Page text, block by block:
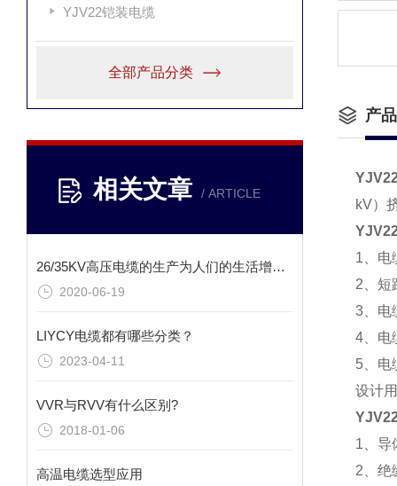
YJV22铠装电缆
全部产品分类
相关文章 / ARTICLE
26/35KV高压电缆的生产为人们的生活增加了一层保障
2020-06-19
LIYCY电缆都有哪些分类？
2023-04-11
VVR与RVV有什么区别?
2018-01-06
高温电缆选型应用
产
kV）
1、电
2、短
3、电
4、电
5、电
设计
1、
2、